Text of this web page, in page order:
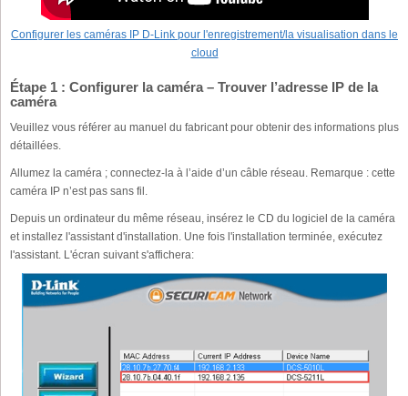
Configurer les caméras IP D-Link pour l'enregistrement/la visualisation dans le
cloud
Étape 1 : Configurer la caméra – Trouver l’adresse IP de la
caméra
Veuillez vous référer au manuel du fabricant pour obtenir des informations plus
détaillées.
Allumez la caméra ; connectez-la à l’aide d’un câble réseau. Remarque : cette
caméra IP n’est pas sans fil.
Depuis un ordinateur du même réseau, insérez le CD du logiciel de la caméra
et installez l'assistant d'installation. Une fois l'installation terminée, exécutez
l'assistant. L'écran suivant s'affichera: